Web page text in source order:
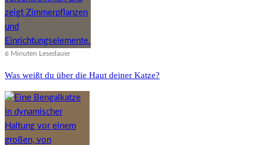
6 Minuten Lesedauer
Was weißt du über die Haut deiner Katze?